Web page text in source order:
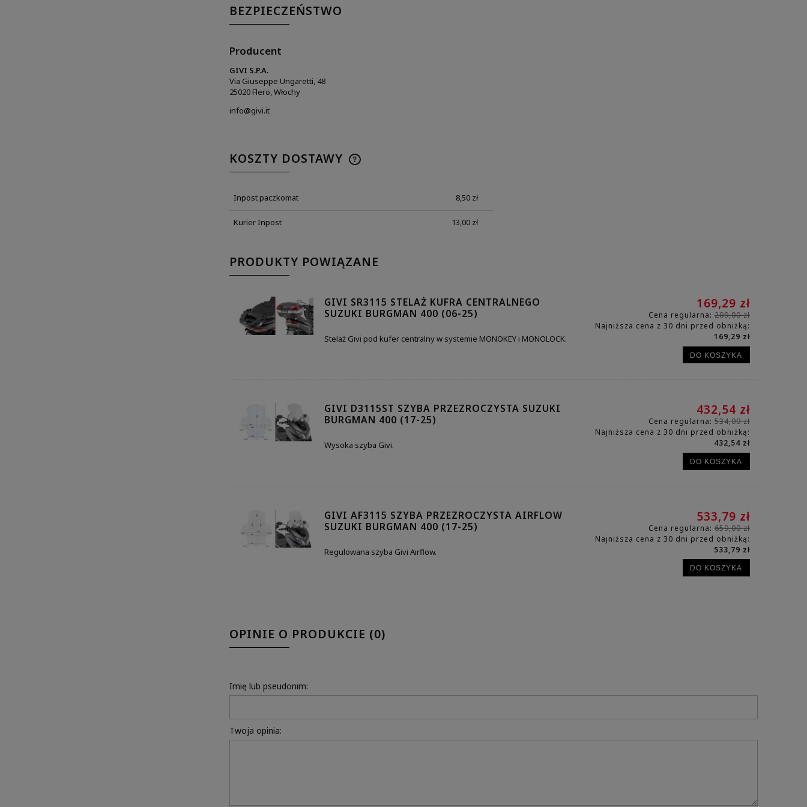
BEZPIECZEŃSTWO
Producent
GIVI S.P.A.
Via Giuseppe Ungaretti, 48
25020 Flero, Włochy
info@givi.it
KOSZTY DOSTAWY
Inpost paczkomat 8,50 zł
Kurier Inpost 13,00 zł
PRODUKTY POWIĄZANE
GIVI SR3115 STELAŻ KUFRA CENTRALNEGO
SUZUKI BURGMAN 400 (06-25)
Stelaż Givi pod kufer centralny w systemie MONOKEY i MONOLOCK.
169,29 zł
Cena regularna: 209,00 zł
Najniższa cena z 30 dni przed obniżką:
169,29 zł
DO KOSZYKA
GIVI D3115ST SZYBA PRZEZROCZYSTA SUZUKI
BURGMAN 400 (17-25)
Wysoka szyba Givi.
432,54 zł
Cena regularna: 534,00 zł
Najniższa cena z 30 dni przed obniżką:
432,54 zł
DO KOSZYKA
GIVI AF3115 SZYBA PRZEZROCZYSTA AIRFLOW
SUZUKI BURGMAN 400 (17-25)
Regulowana szyba Givi Airflow.
533,79 zł
Cena regularna: 659,00 zł
Najniższa cena z 30 dni przed obniżką:
533,79 zł
DO KOSZYKA
OPINIE O PRODUKCIE (0)
Imię lub pseudonim:
Twoja opinia: